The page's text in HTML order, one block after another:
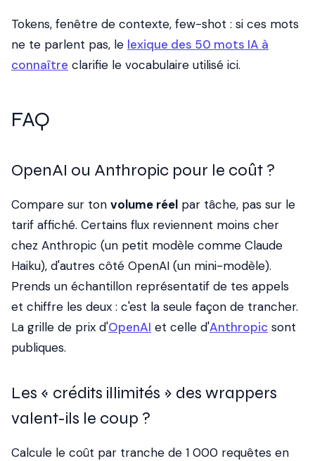
Tokens, fenêtre de contexte, few-shot : si ces mots
ne te parlent pas, le lexique des 50 mots IA à
connaître clarifie le vocabulaire utilisé ici.
FAQ
OpenAI ou Anthropic pour le coût ?
Compare sur ton volume réel par tâche, pas sur le
tarif affiché. Certains flux reviennent moins cher
chez Anthropic (un petit modèle comme Claude
Haiku), d'autres côté OpenAI (un mini-modèle).
Prends un échantillon représentatif de tes appels
et chiffre les deux : c'est la seule façon de trancher.
La grille de prix d'OpenAI et celle d'Anthropic sont
publiques.
Les « crédits illimités » des wrappers
valent-ils le coup ?
Calcule le coût par tranche de 1 000 requêtes en